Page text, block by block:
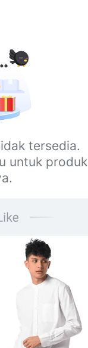
tersedia.
untuk produk